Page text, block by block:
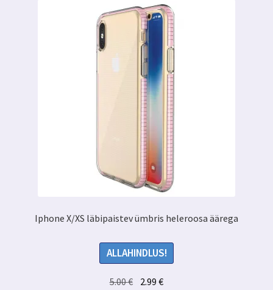
Iphone X/XS läbipaistev ümbris heleroosa äärega
ALLAHINDLUS!
5.00€ Algne
2.99€Praegune